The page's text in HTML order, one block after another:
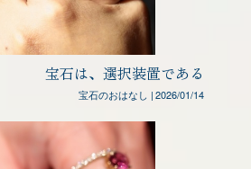
宝石は、選択装置である
宝石のおはなし |2026/01/14